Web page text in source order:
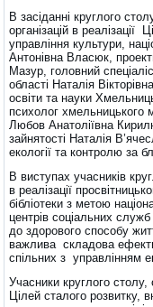
В засіданні круглого
організацій в реалізації
управління культури,
Антонівна Власюк,
Мазур, головний
області Наталія
освіти та науки
психолог хмельницького
Любов Анатоліївна
зайнятості Наталія
екології та контролю за
В виступах учасників
в реалізації
бібліотеки з метою
центрів соціальних
до здорового способу
важлива складова
спільних з управлінням
Учасники круглого столу,
Цілей сталого розвитку,